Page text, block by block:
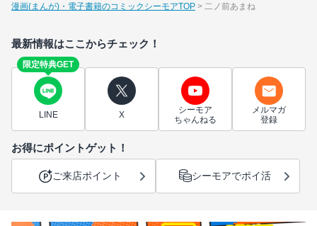
漫画(まんが)・電子書籍のコミックシーモアTOP 二ノ前あまね
最新情報はここからチェック！
限定特典GET
LINE X
シーモア
ちゃんねる
メルマガ
登録
お得にポイントゲット！
ご来店ポイント シーモアでポイ活